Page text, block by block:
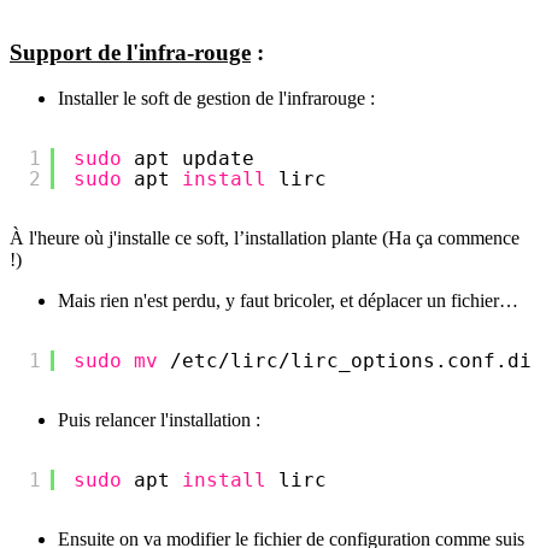
Support de l'infra-rouge :
Installer le soft de gestion de l'infrarouge :
1
2
sudo
apt update
sudo
apt install lirc
À l'heure où j'installe ce soft, l’installation plante (Ha ça commence
!)
Mais rien n'est perdu, y faut bricoler, et déplacer un fichier…
1 sudo mv /etc/lirc/lirc_options
Puis relancer l'installation :
1 sudo apt install lirc
Ensuite on va modifier le fichier de configuration comme suis